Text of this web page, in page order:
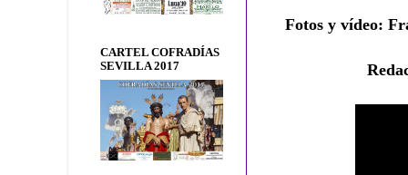
Fotos y vídeo:
CARTEL COFRADÍAS
SEVILLA 2017